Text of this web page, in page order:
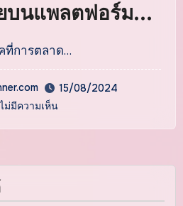
บนแพลตฟอร์มสุด
ฮิต
คที่การตลาด…
15/08/2024
ไม่มีความเห็น